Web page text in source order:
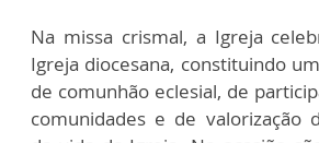
Na missa crismal, a Igreja
Igreja diocesana, constituindo
de comunhão eclesial, de
comunidades e de valorização